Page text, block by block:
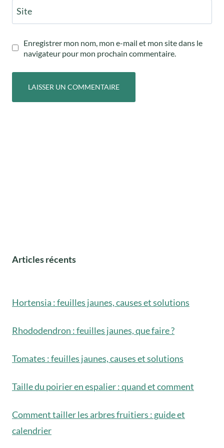
Site
Enregistrer mon nom, mon e-mail et mon site dans le
navigateur pour mon prochain commentaire.
Articles récents
Hortensia : feuilles jaunes, causes et solutions
Rhododendron : feuilles jaunes, que faire ?
Tomates : feuilles jaunes, causes et solutions
Taille du poirier en espalier : quand et comment
Comment tailler les arbres fruitiers : guide et
calendrier